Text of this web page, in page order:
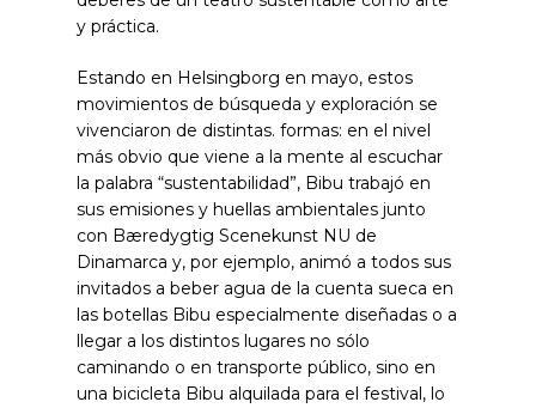
y práctica.
Estando en Helsingborg en mayo, estos
movimientos de búsqueda y exploración se
vivenciaron de distintas. formas: en el nivel
más obvio que viene a la mente al escuchar
la palabra “sustentabilidad”, Bibu trabajó en
sus emisiones y huellas ambientales junto
con Bæredygtig Scenekunst NU de
Dinamarca y, por ejemplo, animó a todos sus
invitados a beber agua de la cuenta sueca en
las botellas Bibu especialmente diseñadas o a
llegar a los distintos lugares no sólo
caminando o en transporte público, sino en
una bicicleta Bibu alquilada para el festival, lo